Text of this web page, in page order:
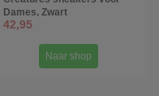
Dames, Zwart
42,95
Naar shop